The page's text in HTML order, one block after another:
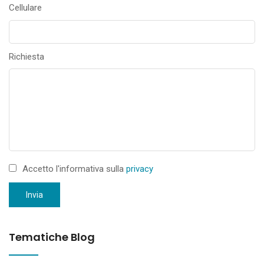
Cellulare
Richiesta
Accetto l'informativa sulla privacy
Invia
Tematiche Blog